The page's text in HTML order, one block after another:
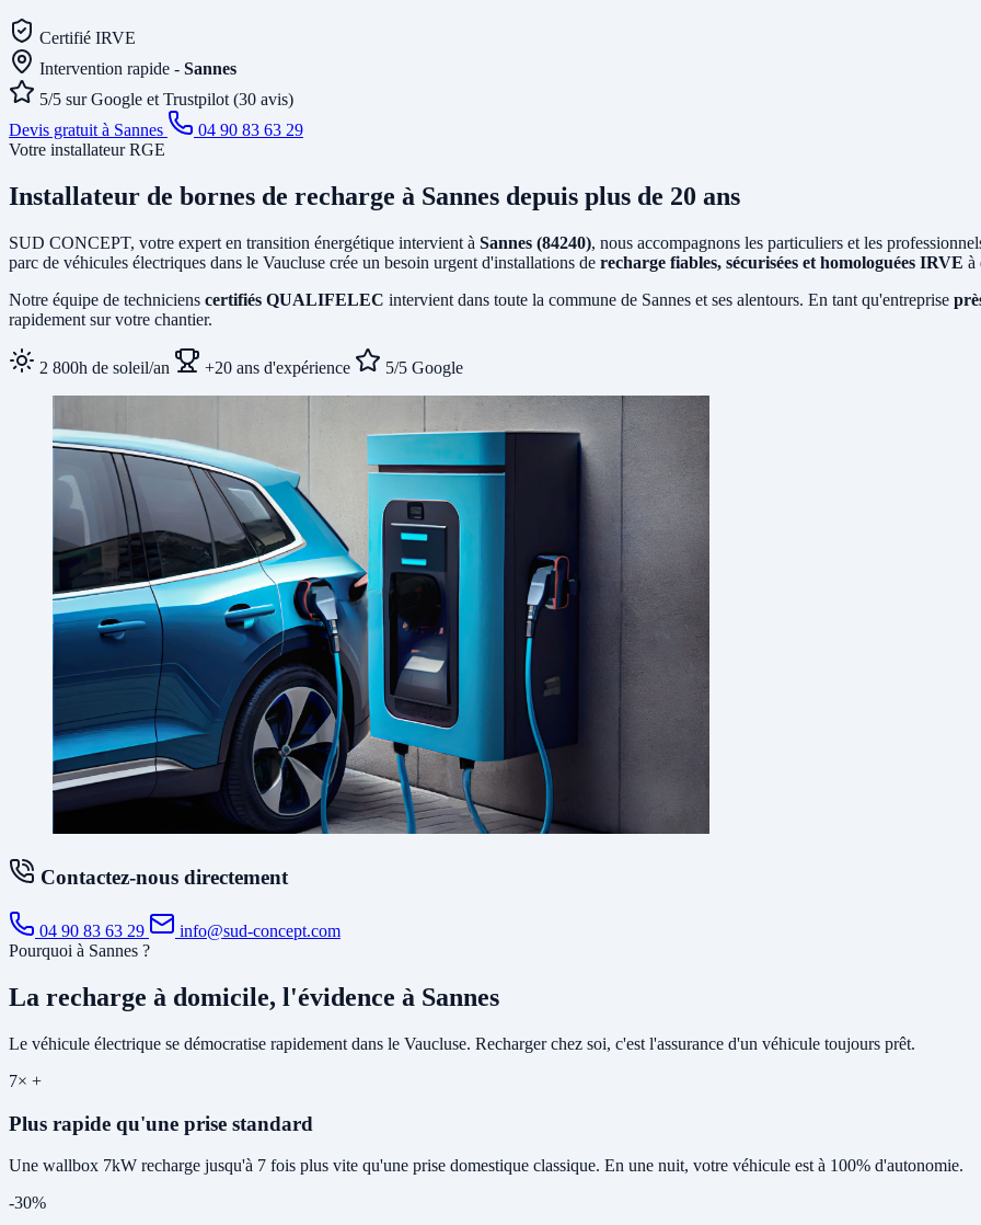
Certifié IRVE
Intervention rapide - Sannes
5/5 sur Google et Trustpilot (30 avis)
Devis gratuit à Sannes
04 90 83 63 29
Votre installateur RGE
Installateur de bornes de recharge à Sannes depuis plus de 20 ans
SUD CONCEPT, votre expert en transition énergétique intervient à Sannes (84240), nous accompagnons les particuliers et les
parc de véhicules électriques dans le Vaucluse crée un besoin urgent d'installations de recharge fiables, sécurisées et homologuées IRVE à
Notre équipe de techniciens certifiés QUALIFELEC intervient dans toute la commune de Sannes et ses alentours. En tant qu'entreprise
rapidement sur votre chantier.
2 800h de soleil/an +20 ans d'expérience 5/5 Google
Contactez-nous directement
04 90 83 63 29
info@sud-concept.com
Pourquoi à Sannes ?
La recharge à domicile, l'évidence à Sannes
Le véhicule électrique se démocratise rapidement dans le Vaucluse. Recharger chez soi, c'est l'assurance d'un véhicule toujours prêt.
7× +
Plus rapide qu'une prise standard
Une wallbox 7kW recharge jusqu'à 7 fois plus vite qu'une prise domestique classique. En une nuit, votre véhicule est à 100% d'autonomie.
-30%